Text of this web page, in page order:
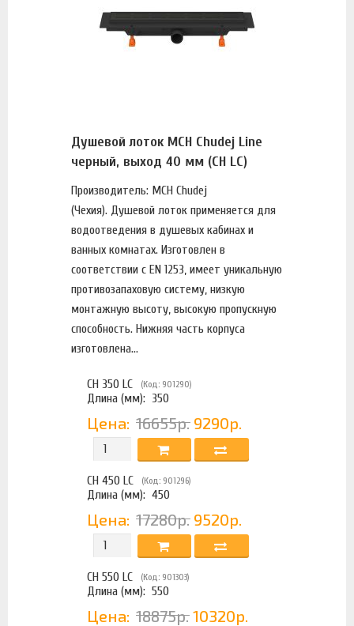
Душевой лоток MCH Chudej Line
черный, выход 40 мм (CH LC)
Производитель: MCH Chudej
(Чехия). Душевой лоток применяется для
водоотведения в душевых кабинах и
ванных комнатах. Изготовлен в
соответствии с EN 1253, имеет уникальную
противозапаховую систему, низкую
монтажную высоту, высокую пропускную
способность. Нижняя часть корпуса
изготовлена...
CH 350 LC (Код: 901290)
Длина (мм): 350
Цена: 16655р. 9290р.
CH 450 LC (Код: 901296)
Длина (мм): 450
Цена: 17280р. 9520р.
CH 550 LC (Код: 901303)
Длина (мм): 550
Цена: 18875р. 10320р.